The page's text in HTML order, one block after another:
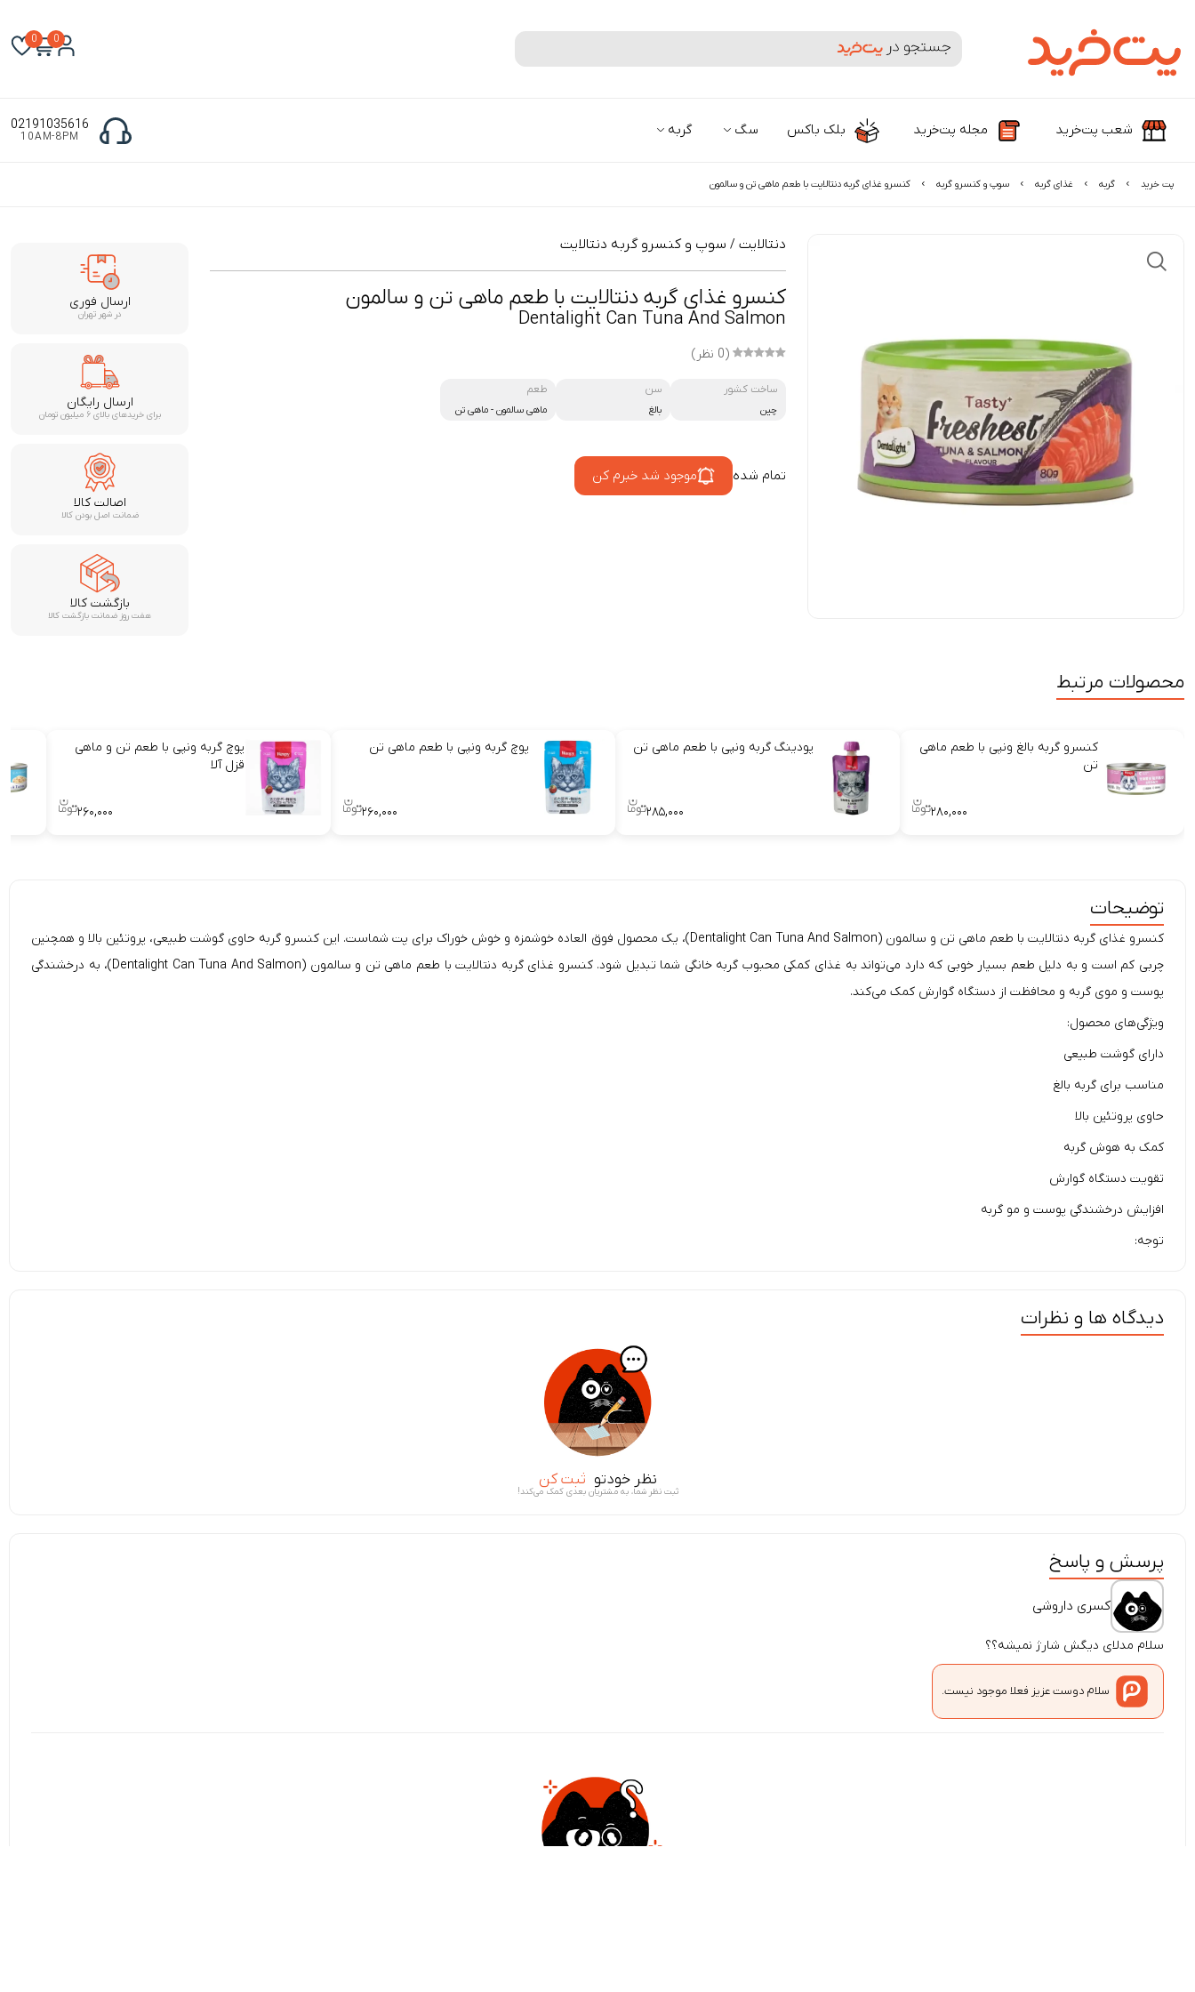
جستجوی محصولات و برندها
0
0
شعب پت‌خرید مجله پت‌خرید بلک باکس سگ گربه 02191035616
10AM-8PM
پت خرید گربه غذای گربه سوپ و کنسرو گربه کنسرو غذای گربه دنتالایت با طعم ماهی تن و سالمون
دنتالایت / سوپ و کنسرو گربه دنتالایت
کنسرو غذای گربه دنتالایت با طعم ماهی تن و سالمون
Dentalight Can Tuna And Salmon
(0 نظر)
ساخت کشور
چین
سن
بالغ
طعم
ماهی سالمون -ماهی تن
تمام شده موجود شد خبرم کن
ارسال فوری
در شهر تهران
ارسال رایگان
برای خریدهای بالای ۶ میلیون تومان
اصالت کالا
ضمانت اصل بودن کالا
بازگشت کالا
هفت روز ضمانت بازگشت کالا
محصولات مرتبط
کنسرو گربه بالغ ونپی با طعم ماهی
تن
۲۸۰,۰۰۰
پودینگ گربه ونپی با طعم ماهی تن
۲۸۵,۰۰۰
پوچ گربه ونپی با طعم ماهی تن
۲۶۰,۰۰۰
پوچ گربه ونپی با طعم تن و ماهی
قزل آلا
۲۶۰,۰۰۰
توضیحات
کنسرو غذای گربه دنتالایت با طعم ماهی تن و سالمون (Dentalight Can Tuna And Salmon)، یک محصول فوق العاده خوشمزه و خوش خوراک برای پت شماست. این کنسرو گربه حاوی گوشت طبیعی، پروتئین بالا و همچنین
چربی کم است و به دلیل طعم بسیار خوبی که دارد می‌تواند به غذای کمکی محبوب گربه خانگی شما تبدیل شود. کنسرو غذای گربه دنتالایت با طعم ماهی تن و سالمون (Dentalight Can Tuna And Salmon)، به درخشندگی
پوست و موی گربه و محافظت از دستگاه گوارش کمک می‌کند.
ویژگی‌های محصول:
دارای گوشت طبیعی
مناسب برای گربه بالغ
حاوی پروتئین بالا
کمک به هوش گربه
تقویت دستگاه گوارش
افزایش درخشندگی پوست و مو گربه
توجه:
دیدگاه ها و نظرات
نظر خودتو ثبت کن
ثبت نظر شما، به مشتریان بعدی کمک می‌کند!
پرسش و پاسخ
کسری داروشی
سلام مدلای دیگش شارژ نمیشه؟؟
سلام دوست عزیز فعلا موجود نیست.